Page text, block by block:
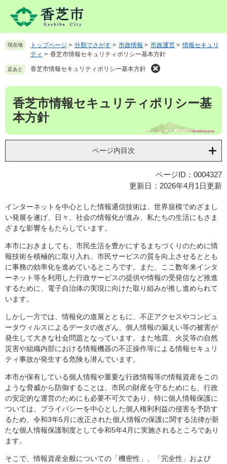
先
。
を
て
現在地 トップページ > 分類でさがす > 市政情報 > 市政運営 > 情報セキュリ
ティ > 香芝市情報セキュリティポリシー基本方針
足あと 香芝市情報セキュリティポリシー基本方針
本
香芝市情報セキュリティポリシー基
本方針
ページ内目次
ページID：0004327
更新日：2026年4月1日更新
インターネットを中心とした情報通信技術は、世界規模でめざまし
い発展を遂げ、日々、社会の情報化が進み、私たちの生活にもさま
ざまな影響をもたらしています。
本市におきましても、市民生活を豊かにするまちづくりのために情
報技術を積極的に取り入れ、市民サービスの質を向上させるととも
に事務の効率化を進めているところです。また、ここ数年来インタ
ーネット等を利用した行政サービスの提供や情報の受発信など推進
するために、電子自治体の実現に向けた取り組みが推し進められて
います。
しかし一方では、情報化の進展とともに、不正アクセスやコンピュ
ータウィルスによるデータの改ざん、個人情報の漏えい等の被害が
発生して大きな社会問題となっています。また地震、火災等の自然
災害や組織内部における情報機器の不正操作等による情報セキュリ
ティ事故が発生する危険も潜んでいます。
本市が保有している個人情報や重要な行政情報等の情報資産をこの
ような脅威から防御することは、市民の財産を守るためにも、行政
の安定的な運営のためにも必要不可欠であり、特に個人情報保護に
ついては、プライバシーを中心とした個人権利利益の侵害を予防す
るため、令和3年5月に改正された個人情報の保護に関する法律が新
たな個人情報保護制度として令和5年4月に実施されるところであり
ます。
そこで、情報資産全般についての「機密性」、「完全性」および